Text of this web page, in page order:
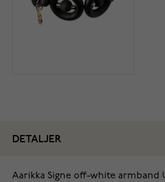
DETALJER
Aarikka Signe off-white armband